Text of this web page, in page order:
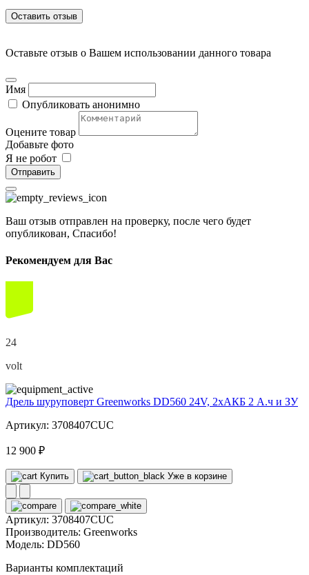
Оставить отзыв
Оставьте отзыв о Вашем использовании данного товара
Имя
Опубликовать анонимно
Оцените товар
Добавьте фото
Я не робот
Отправить
Ваш отзыв отправлен на проверку, после чего будет
опубликован, Спасибо!
Рекомендуем для Вас
24
volt
Дрель шуруповерт Greenworks DD560 24V, 2хАКБ 2 А.ч и ЗУ
Артикул: 3708407CUC
12 900 ₽
Купить Уже в корзине
Артикул: 3708407CUC
Производитель: Greenworks
Модель: DD560
Варианты комплектаций